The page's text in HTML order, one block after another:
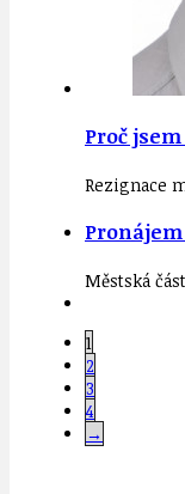
Proč
Rezignace
Městská
1
2
3
4
→